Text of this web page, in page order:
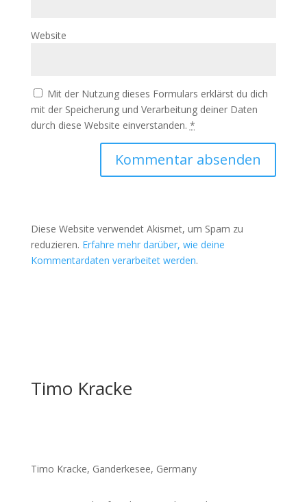
Website
Mit der Nutzung dieses Formulars erklärst du dich
mit der Speicherung und Verarbeitung deiner Daten
durch diese Website einverstanden. *
Diese Website verwendet Akismet, um Spam zu
reduzieren. Erfahre mehr darüber, wie deine
Kommentardaten verarbeitet werden.
Timo Kracke
Timo Kracke, Ganderkesee, Germany